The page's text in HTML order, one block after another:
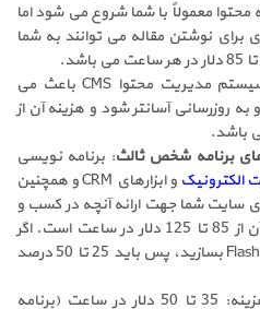
معمولاً با شما شروع می شود اما
نوشتن مقاله می توانند به شما
: سیستم مدیریت محتوا CMS باعث می
روزرسانی آسانتر شود و هزینه آن از
برنامه شخص ثالث: برنامه نویسی
الکترونیک
و ابزارهای CRM و همچنین
سایت شما جهت ارائه آنچه در کسب و
کار شما لازم است و هزینه آن از 85 تا 125 دلار در ساعت است. اگر
اصرار دارید سایت خود را در Flash بسازید، پس باید 25 تا 50 درصد
: هزینه: 35 تا 50 دلار در ساعت (برنامه